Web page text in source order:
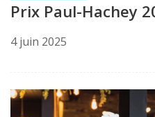
Prix Paul-Hachey
4 juin 2025